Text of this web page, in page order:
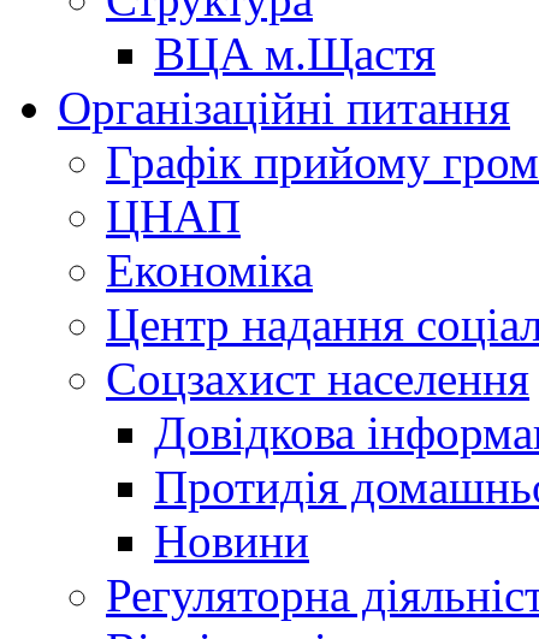
ВЦА м.Щастя
Організаційні питання
Графік прийому
ЦНАП
Економіка
Центр надання
Соцзахист населення
Довідкова
Протидія
Новини
Регуляторна